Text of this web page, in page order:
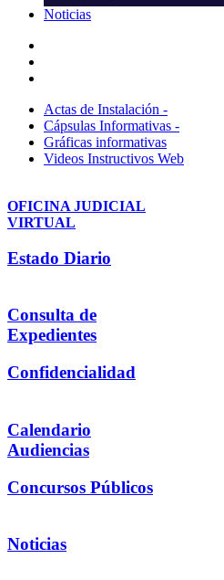
Noticias
Actas de Instalación -
Cápsulas Informativas -
Gráficas informativas
Videos Instructivos Web
OFICINA JUDICIAL
VIRTUAL
Estado Diario
Consulta de
Expedientes
Confidencialidad
Calendario
Audiencias
Concursos Públicos
Noticias